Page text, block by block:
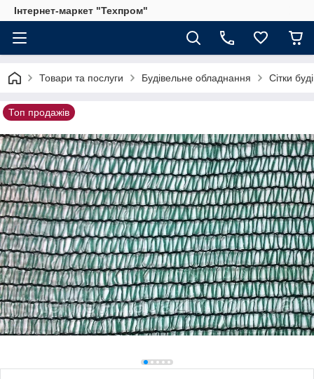
Інтернет-маркет "Техпром"
Товари та послуги Будівельне обладнання Сітки
Топ продажів